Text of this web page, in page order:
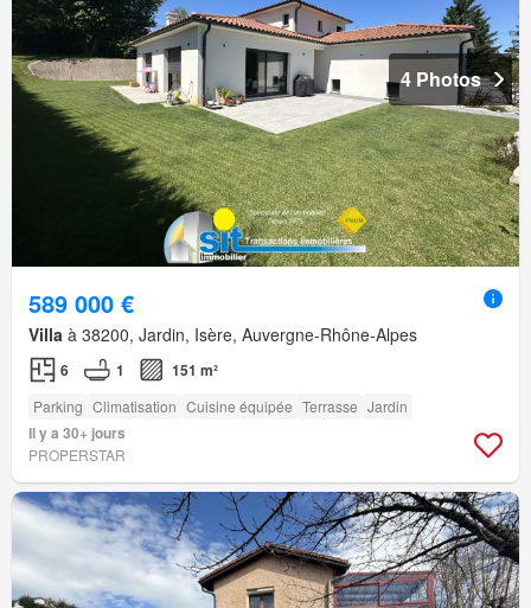
4 Photos
589 000 €
Villa à 38200, Jardin, Isère, Auvergne-Rhône-Alpes
6 1 151 m²
Parking Climatisation Cuisine équipée Terrasse Jardin
Il y a 30+ jours
PROPERSTAR